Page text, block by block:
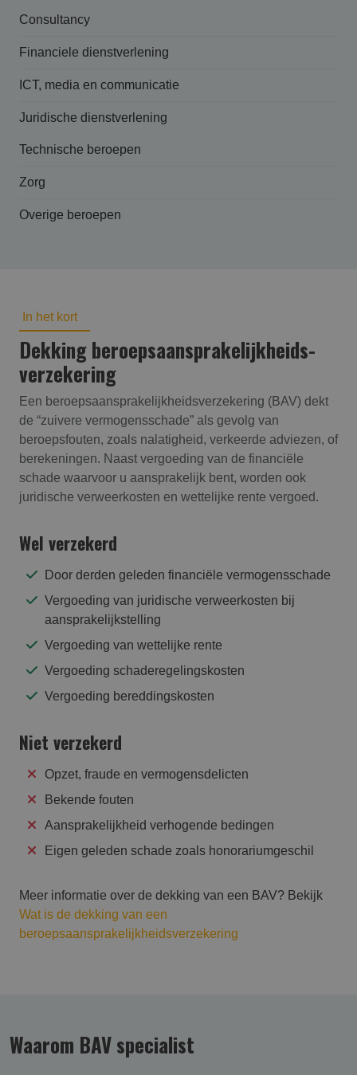
Consultancy
Financiele dienstverlening
ICT, media en communicatie
Juridische dienstverlening
Technische beroepen
Zorg
Overige beroepen
In het kort
Dekking beroepsaansprakelijk­heids­
verzekering
Een beroepsaansprakelijkheidsverzekering (BAV) dekt
de “zuivere vermogensschade” als gevolg van
beroepsfouten, zoals nalatigheid, verkeerde adviezen, of
berekeningen. Naast vergoeding van de financiële
schade waarvoor u aansprakelijk bent, worden ook
juridische verweerkosten en wettelijke rente vergoed.
Wel verzekerd
Door derden geleden financiële vermogensschade
Vergoeding van juridische verweerkosten bij
aansprakelijkstelling
Vergoeding van wettelijke rente
Vergoeding schaderegelingskosten
Vergoeding bereddingskosten
Niet verzekerd
Opzet, fraude en vermogensdelicten
Bekende fouten
Aansprakelijkheid verhogende bedingen
Eigen geleden schade zoals honorariumgeschil
Meer informatie over de dekking van een BAV? Bekijk
Wat is de dekking van een
beroepsaansprakelijkheidsverzekering
Waarom BAV specialist